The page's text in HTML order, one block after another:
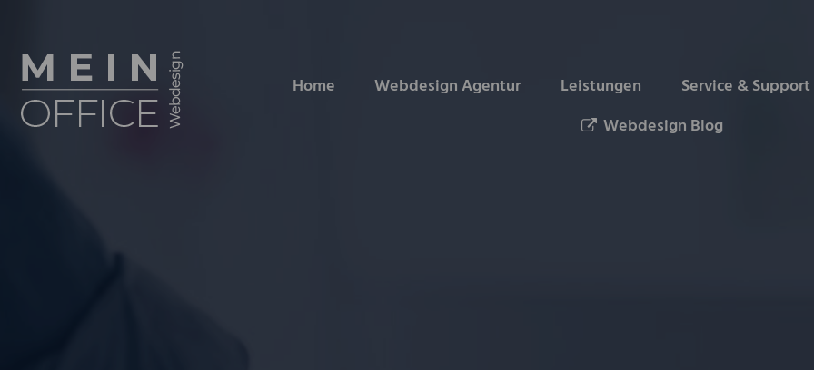
Home Webdesign Agentur Leistungen
Service & Support
Webdesign Blog